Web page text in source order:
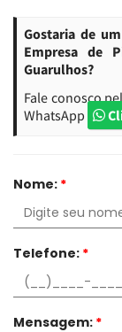
Gostaria de
Empresa de
Guarulhos?
Fale conosco
WhatsApp
Nome: *
Telefone: *
Mensagem: *